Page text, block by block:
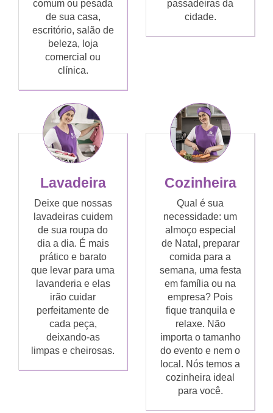
comum ou pesada
de sua casa,
escritório, salão de
beleza, loja
comercial ou
clínica.
passadeiras da
cidade.
Lavadeira
Deixe que nossas
lavadeiras cuidem
de sua roupa do
dia a dia. É mais
prático e barato
que levar para uma
lavanderia e elas
irão cuidar
perfeitamente de
cada peça,
deixando-as
limpas e cheirosas.
Cozinheira
Qual é sua
necessidade: um
almoço especial
de Natal, preparar
comida para a
semana, uma festa
em família ou na
empresa? Pois
fique tranquila e
relaxe. Não
importa o tamanho
do evento e nem o
local. Nós temos a
cozinheira ideal
para você.